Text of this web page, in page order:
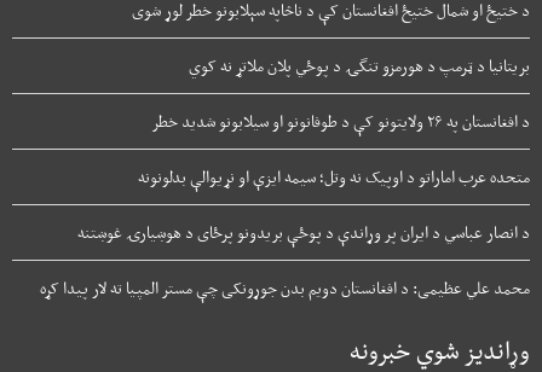
د ختیځ او شمال ختیځ افغانستان کې د ناڅاپه سېلابونو خطر لوړ شوی
بریتانیا د ټرمپ د هورمزو تنگۍ د پوځي پلان ملاتړ نه کوي
د افغانستان په ۲۶ ولایتونو کې د طوفانونو او سیلابونو شدید خطر
متحده عرب اماراتو د اوپیک نه وتل؛ سیمه ایزې او نړیوالې بدلونونه
د انصار عباسي د ایران پر وړاندې د پوځې بریدونو پرځای د هوښیارۍ غوښتنه
محمد علي عظیمی: د افغانستان دویم بدن جوړونکی چې مستر المپیا ته لار پیدا کړه
وړاندیز شوي خبرونه